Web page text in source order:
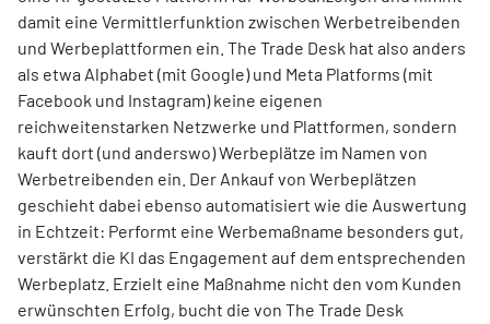
damit eine Vermittlerfunktion zwischen Werbetreibenden
und Werbeplattformen ein. The Trade Desk hat also anders
als etwa Alphabet (mit Google) und Meta Platforms (mit
Facebook und Instagram) keine eigenen
reichweitenstarken Netzwerke und Plattformen, sondern
kauft dort (und anderswo) Werbeplätze im Namen von
Werbetreibenden ein. Der Ankauf von Werbeplätzen
geschieht dabei ebenso automatisiert wie die Auswertung
in Echtzeit: Performt eine Werbemaßname besonders gut,
verstärkt die KI das Engagement auf dem entsprechenden
Werbeplatz. Erzielt eine Maßnahme nicht den vom Kunden
erwünschten Erfolg, bucht die von The Trade Desk